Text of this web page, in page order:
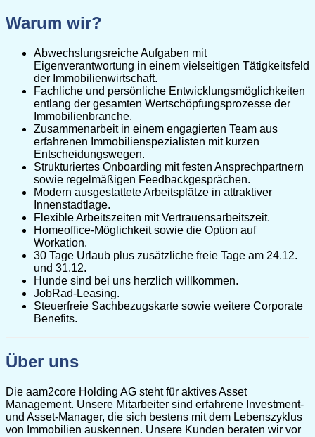
Warum wir?
Abwechslungsreiche Aufgaben mit
Eigenverantwortung in einem vielseitigen Tätigkeitsfeld
der Immobilienwirtschaft.
Fachliche und persönliche Entwicklungsmöglichkeiten
entlang der gesamten Wertschöpfungsprozesse der
Immobilienbranche.
Zusammenarbeit in einem engagierten Team aus
erfahrenen Immobilienspezialisten mit kurzen
Entscheidungswegen.
Strukturiertes Onboarding mit festen Ansprechpartnern
sowie regelmäßigen Feedbackgesprächen.
Modern ausgestattete Arbeitsplätze in attraktiver
Innenstadtlage.
Flexible Arbeitszeiten mit Vertrauensarbeitszeit.
Homeoffice-Möglichkeit sowie die Option auf
Workation.
30 Tage Urlaub plus zusätzliche freie Tage am 24.12.
und 31.12.
Hunde sind bei uns herzlich willkommen.
JobRad-Leasing.
Steuerfreie Sachbezugskarte sowie weitere Corporate
Benefits.
Über uns
Die aam2core Holding AG steht für aktives Asset
Management. Unsere Mitarbeiter sind erfahrene Investment-
und Asset-Manager, die sich bestens mit dem Lebenszyklus
von Immobilien auskennen. Unsere Kunden beraten wir vor